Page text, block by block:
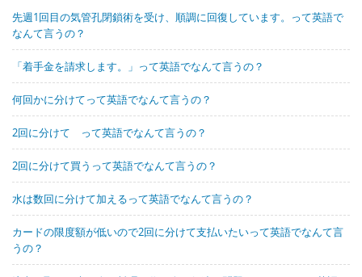
先週1回目の気管孔閉鎖術を受け、順調に回復しています。って英語で
なんて言うの？
「着手金を請求します。」って英語でなんて言うの？
何回かに分けてって英語でなんて言うの？
2回に分けて って英語でなんて言うの？
2回に分けて買うって英語でなんて言うの？
水は数回に分けて加えるって英語でなんて言うの？
カードの限度額が低いので2回に分けて支払いたいって英語でなんて言
うの？